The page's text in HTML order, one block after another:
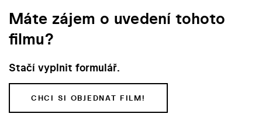
Máte zájem o uvedení tohoto
filmu?
Stačí vyplnit formulář.
CHCI SI OBJEDNAT FILM!